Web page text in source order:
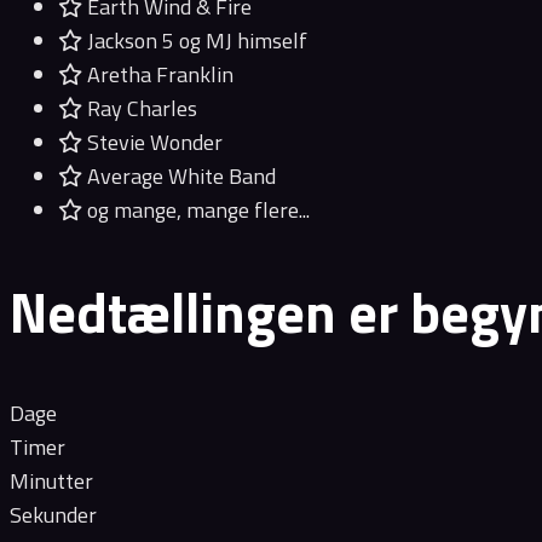
Jackson 5 og MJ himself
Aretha Franklin
Ray Charles
Stevie Wonder
Average White Band
og mange, mange flere...
Nedtællingen er
Dage
Timer
Minutter
Sekunder